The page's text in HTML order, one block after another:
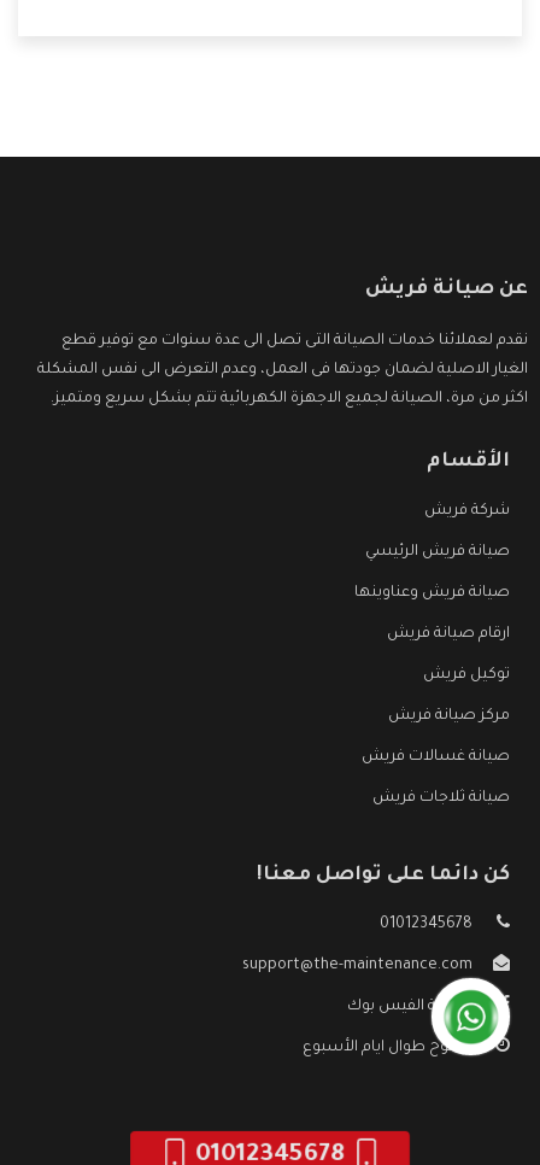
عن صيانة فريش
نقدم لعملائنا خدمات الصيانة التى تصل الى عدة سنوات مع توفير قطع
الغيار الاصلية لضمان جودتها فى العمل، وعدم التعرض الى نفس المشكلة
اكثر من مرة، الصيانة لجميع الاجهزة الكهربائية تتم بشكل سريع ومتميز.
الأقسام
شركة فريش
صيانة فريش الرئيسي
صيانة فريش وعناوينها
ارقام صيانة فريش
توكيل فريش
مركز صيانة فريش
صيانة غسالات فريش
صيانة ثلاجات فريش
كن دائما على تواصل معنا!
01012345678
support@the-maintenance.com
صفحة الفيس بوك
مفتوح طوال ايام الأسبوع
01012345678